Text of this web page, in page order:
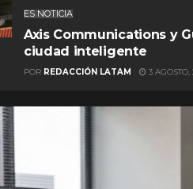
ES NOTICIA
Axis Communications y
ciudad inteligente
POR REDACCIÓN LATAM 3